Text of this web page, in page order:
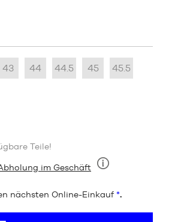
43 44 44.5 45 45.5
Teile!
im Geschäft
nächsten Online-Einkauf *.